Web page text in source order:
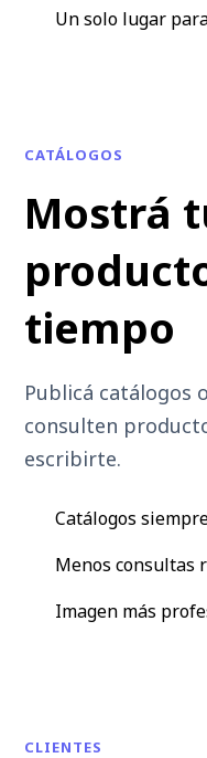
Un solo lugar
CATÁLOGOS
Mostrá
tiempo
Publicá catálogos
consulten
escribirte.
Catálogos
Menos consultas
Imagen más
CLIENTES